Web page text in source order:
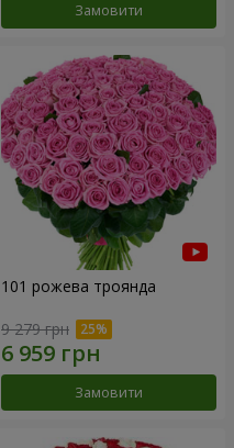
Замовити
101 рожева троянда
9 279 грн
Замовити